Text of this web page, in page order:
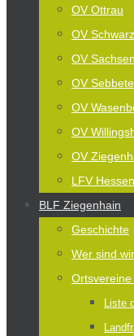
OV Ottrau
OV
OV
OV
OV
OV
OV
LFV Hessen
BLF Ziegenhain
Geschichte
Wer sind
Liste